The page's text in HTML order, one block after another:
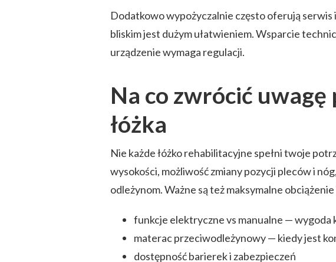
Dodatkowo wypożyczalnie często oferują serwis
bliskim jest dużym ułatwieniem. Wsparcie
urządzenie wymaga regulacji.
Na co zwrócić
łóżka
Nie każde łóżko rehabilitacyjne spełni twoje
wysokości, możliwość zmiany pozycji pleców i
odleżynom. Ważne są też maksymalne
funkcje elektryczne vs manualne — wygoda
materac przeciwodleżynowy — kiedy jest
dostępność barierek i zabezpieczeń